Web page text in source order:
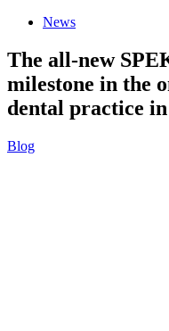
Tags News
The all-new
milestone in the
dental practice
Blog